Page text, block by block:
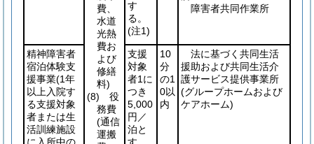
費、
水道
光熱
費お
よび
修繕
料)
(8) 役
務費
(通信
運搬
障害者共同作業所
す
る。
(注1)
精神障害者
宿泊体験支
援事業(1年
以上入院す
る支援対象
者または生
活訓練施設
支援
対象
者1に
つき
5,000
円／
泊と
10
分
の1
0以
内
法に基づく共同生活
援助および共同生活介
護サービス提供事業所
(グループホームおよび
ケアホーム)